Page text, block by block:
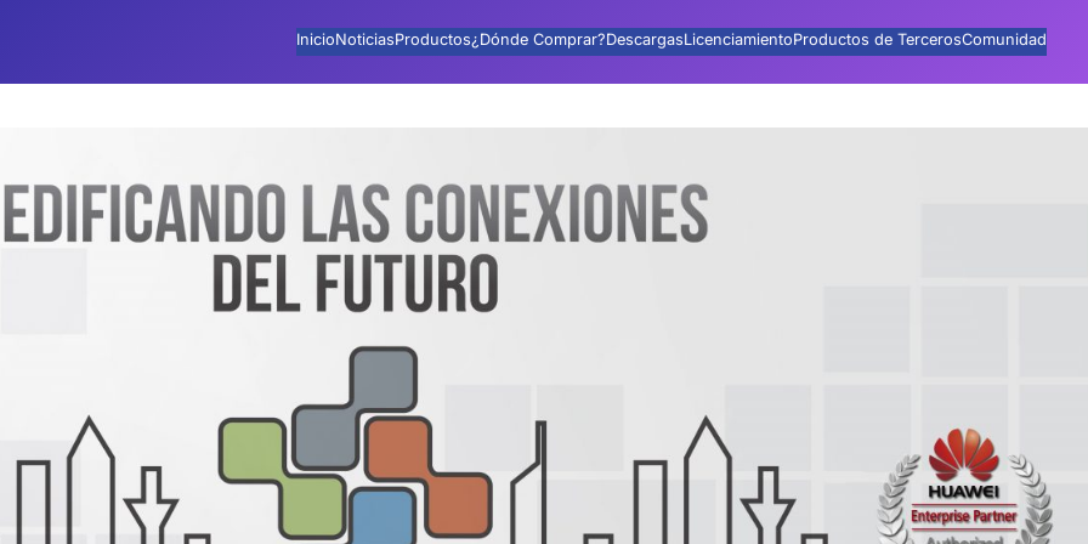
InicioNoticiasProductos¿Dónde Comprar?DescargasLicenciamientoProductos de TercerosComunidad